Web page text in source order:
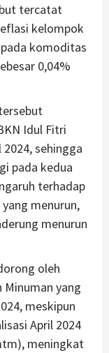
tercatat
kelompok
komoditas
0,04%
Idul Fitri
sehingga
pada kedua
terhadap
menurun,
menurun
oleh
Minuman yang
meskipun
April 2024
meningkat